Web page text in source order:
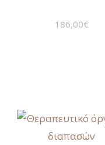
186,00€